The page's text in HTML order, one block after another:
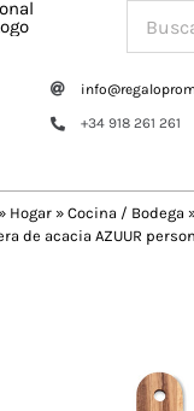
+34 918 261 261
Hogar » Cocina / Bodega
de acacia AZUUR